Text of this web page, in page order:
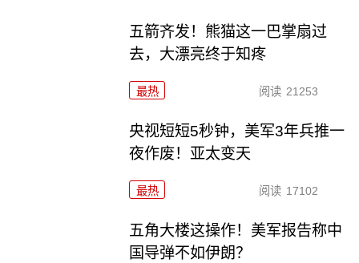
五箭齐发！熊猫这一巴掌扇过
去，大漂亮终于知疼
最热 阅读 21253
央视短短5秒钟，美军3年兵推一
夜作废！亚太变天
最热 阅读 17102
五角大楼这操作！美军报告称中
国导弹不如伊朗？